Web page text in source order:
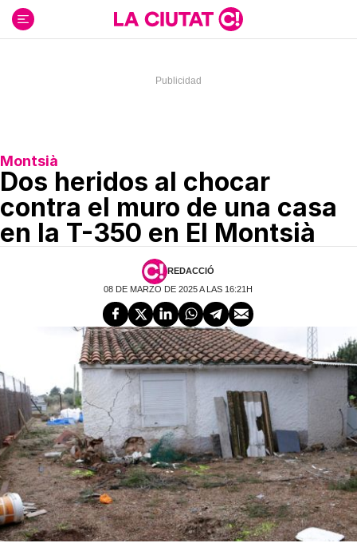
contenido
Montsià
Dos heridos al chocar
contra el muro de una casa
en la T-350 en El Montsià
REDACCIÓ
08 DE MARZO DE 2025 A LAS 16:21H